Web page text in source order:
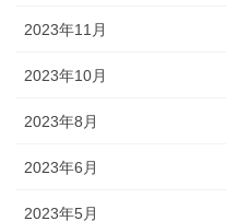
2023年11月
2023年10月
2023年8月
2023年6月
2023年5月